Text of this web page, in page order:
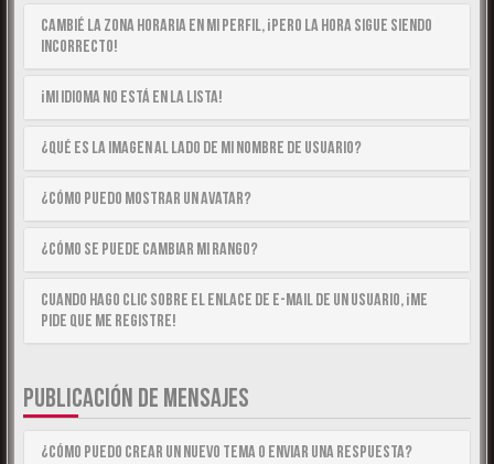
Cambié la zona horaria en mi perfil, ¡pero la hora sigue siendo
incorrecto!
¡Mi idioma no está en la lista!
¿Qué es la imagen al lado de mi nombre de usuario?
¿Cómo puedo mostrar un avatar?
¿Cómo se puede cambiar mi rango?
Cuando hago clic sobre el enlace de e-mail de un usuario, ¡me
pide que me registre!
PUBLICACIÓN DE MENSAJES
¿Cómo puedo crear un nuevo tema o enviar una respuesta?